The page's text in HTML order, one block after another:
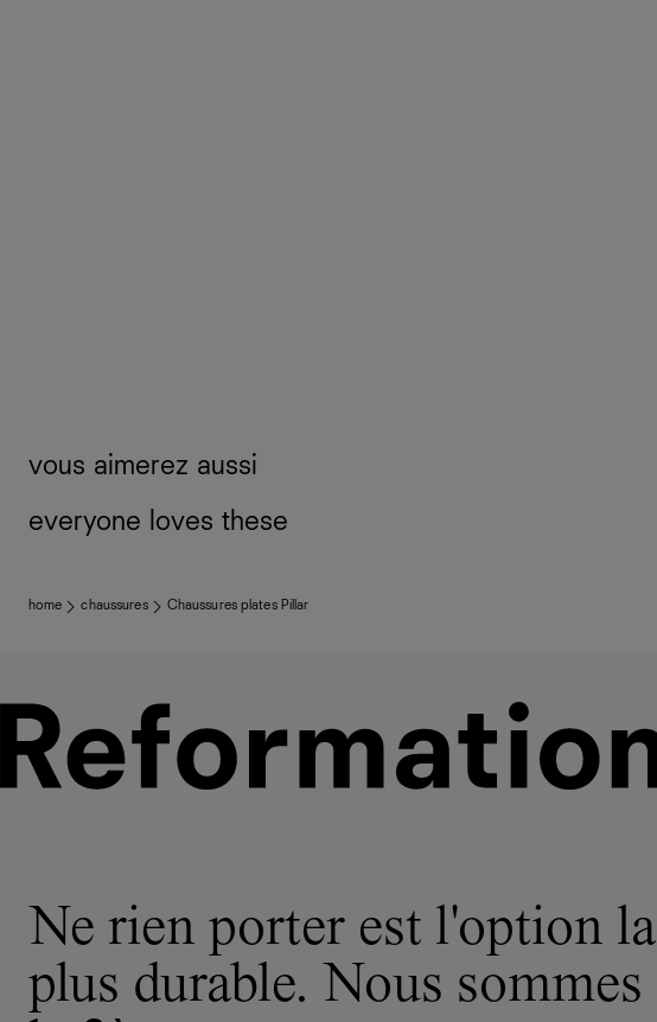
vous aimerez aussi
everyone loves these
home chaussures Chaussures plates Pillar
Ne rien porter est l'option la
plus durable. Nous sommes